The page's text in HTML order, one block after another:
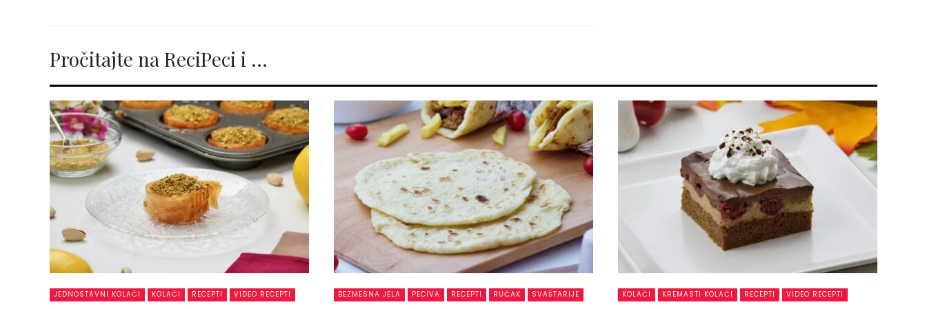
Pročitajte na ReciPeci i …
JEDNOSTAVNI KOLAČI KOLAČI RECEPTI VIDEO RECEPTI BEZMESNA JELA PECIVA RECEPTI RUČAK SVAŠTARIJE KOLAČI KREMASTI KOLAČI RECEPTI VIDEO RECEPTI